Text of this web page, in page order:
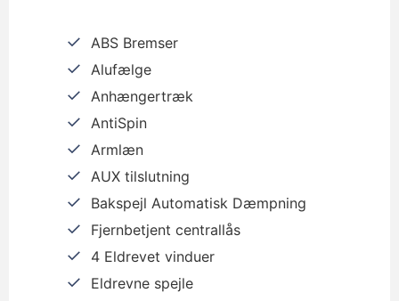
ABS Bremser
Alufælge
Anhængertræk
AntiSpin
Armlæn
AUX tilslutning
Bakspejl Automatisk Dæmpning
Fjernbetjent centrallås
4 Eldrevet vinduer
Eldrevne spejle